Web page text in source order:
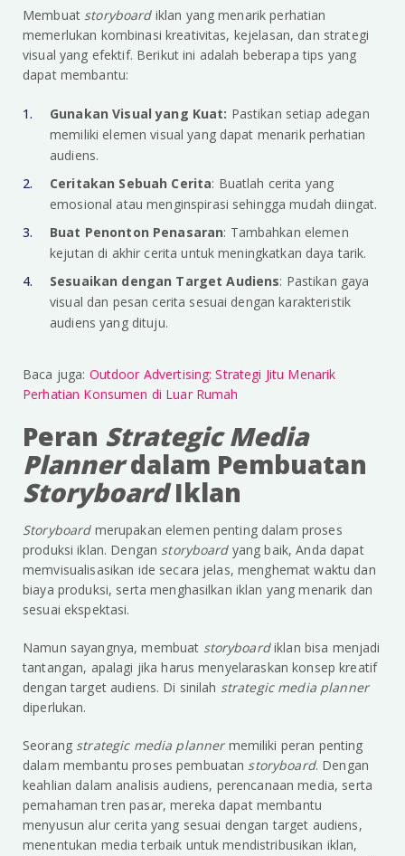
Membuat storyboard iklan yang menarik perhatian
memerlukan kombinasi kreativitas, kejelasan, dan strategi
visual yang efektif. Berikut ini adalah beberapa tips yang
dapat membantu:
Gunakan Visual yang Kuat: Pastikan setiap adegan
memiliki elemen visual yang dapat menarik perhatian
audiens.
Ceritakan Sebuah Cerita: Buatlah cerita yang
emosional atau menginspirasi sehingga mudah diingat.
Buat Penonton Penasaran: Tambahkan elemen
kejutan di akhir cerita untuk meningkatkan daya tarik.
Sesuaikan dengan Target Audiens: Pastikan gaya
visual dan pesan cerita sesuai dengan karakteristik
audiens yang dituju.
Baca juga: Outdoor Advertising: Strategi Jitu Menarik
Perhatian Konsumen di Luar Rumah
Peran Strategic Media
Plannerdalam Pembuatan
StoryboardIklan
Storyboard merupakan elemen penting dalam proses
produksi iklan. Dengan storyboard yang baik, Anda dapat
memvisualisasikan ide secara jelas, menghemat waktu dan
biaya produksi, serta menghasilkan iklan yang menarik dan
sesuai ekspektasi.
Namun sayangnya, membuat storyboardiklan bisa menjadi
tantangan, apalagi jika harus menyelaraskan konsep kreatif
dengan target audiens. Di sinilah strategic media planner
diperlukan.
Seorang strategic media plannermemiliki peran penting
dalam membantu proses pembuatan storyboard. Dengan
keahlian dalam analisis audiens, perencanaan media, serta
pemahaman tren pasar, mereka dapat membantu
menyusun alur cerita yang sesuai dengan target audiens,
menentukan media terbaik untuk mendistribusikan iklan,